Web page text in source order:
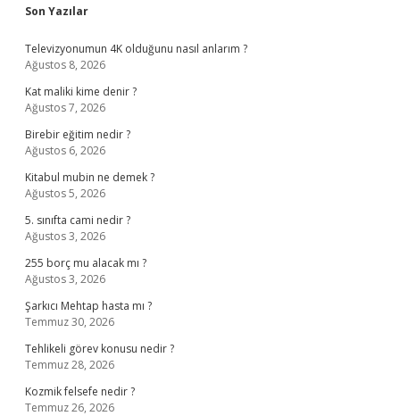
Sidebar
Son Yazılar
Televizyonumun 4K olduğunu nasıl anlarım ?
Ağustos 8, 2026
Kat maliki kime denir ?
Ağustos 7, 2026
Birebir eğitim nedir ?
Ağustos 6, 2026
Kitabul mubin ne demek ?
Ağustos 5, 2026
5. sınıfta cami nedir ?
Ağustos 3, 2026
255 borç mu alacak mı ?
Ağustos 3, 2026
Şarkıcı Mehtap hasta mı ?
Temmuz 30, 2026
Tehlikeli görev konusu nedir ?
Temmuz 28, 2026
Kozmik felsefe nedir ?
Temmuz 26, 2026